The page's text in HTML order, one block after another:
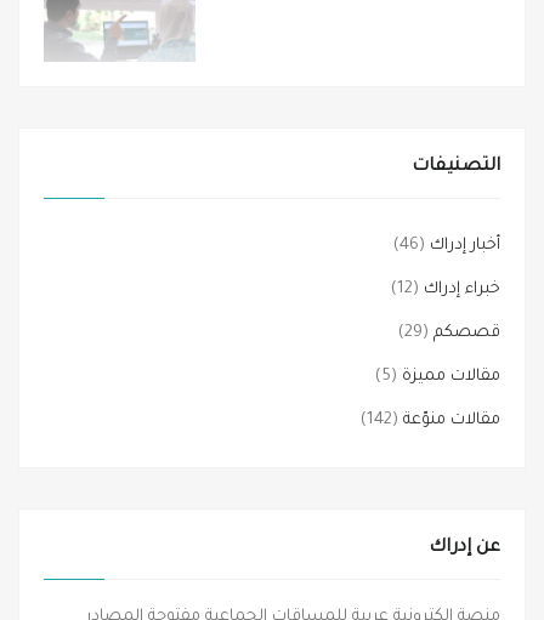
التصنيفات
أخبار إدراك (46)
خبراء إدراك (12)
قصصكم (29)
مقالات مميزة (5)
مقالات منوّعة (142)
عن إدراك